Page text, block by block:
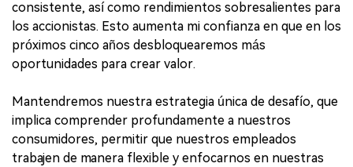
consistente, así como rendimientos sobresalientes para
los accionistas. Esto aumenta mi confianza en que en los
próximos cinco años desbloquearemos más
oportunidades para crear valor.
Mantendremos nuestra estrategia única de desafío, que
implica comprender profundamente a nuestros
consumidores, permitir que nuestros empleados
trabajen de manera flexible y enfocarnos en nuestras